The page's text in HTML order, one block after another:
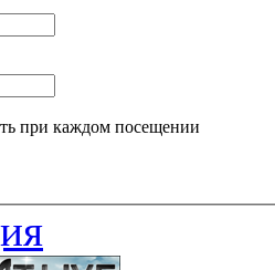
при каждом посещении